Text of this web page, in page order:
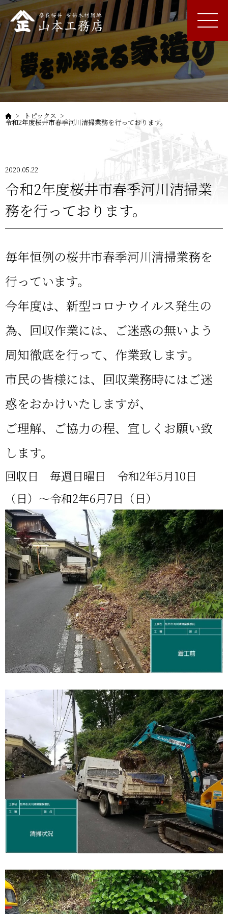
トピックス
令和2年度桜井市春季河川清掃業務を行っております。
2020.05.22
令和2年度桜井市春季河川清掃業
務を行っております。
毎年恒例の桜井市春季河川清掃業務を
行っています。
今年度は、新型コロナウイルス発生の
為、回収作業には、ご迷惑の無いよう
周知徹底を行って、作業致します。
市民の皆様には、回収業務時にはご迷
惑をおかけいたしますが、
ご理解、ご協力の程、宜しくお願い致
します。
回収日 毎週日曜日 令和2年5月10日
（日）～令和2年6月7日（日）